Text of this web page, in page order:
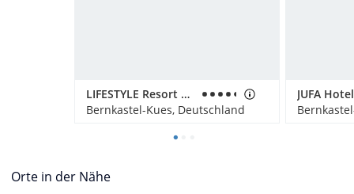
LIFESTYLE Resort Zum Kurfürsten
Bernkastel-Kues, Deutschland
Orte in der Nähe